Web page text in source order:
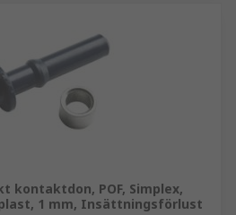
kontaktdon, POF, Simplex,
1 mm, Insättningsförlust